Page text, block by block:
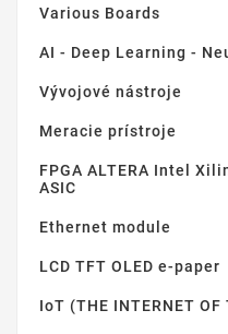
Various Boards
AI - Deep Learning -
Vývojové nástroje
Meracie prístroje
FPGA ALTERA Intel
ASIC
Ethernet module
LCD TFT OLED e-paper
IoT (THE INTERNET OF